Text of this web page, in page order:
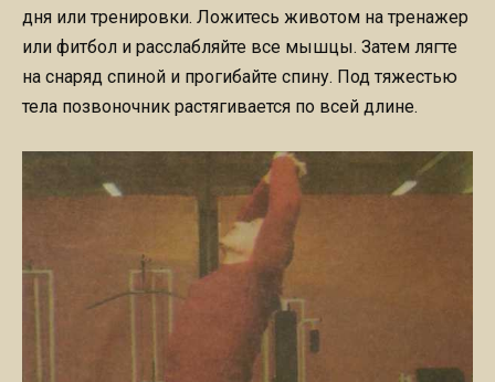
дня или тренировки. Ложитесь животом на тренажер
или фитбол и расслабляйте все мышцы. Затем лягте
на снаряд спиной и прогибайте спину. Под тяжестью
тела позвоночник растягивается по всей длине.